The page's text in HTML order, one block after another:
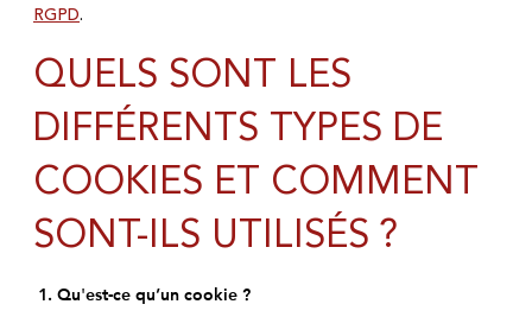
RGPD.
QUELS SONT LES
DIFFÉRENTS TYPES DE
COOKIES ET COMMENT
SONT-ILS UTILISÉS ?
1. Qu'est-ce qu’un cookie ?